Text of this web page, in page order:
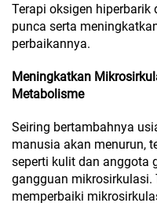
Terapi oksigen
punca serta
perbaikannya.
Meningkatkan
Metabolisme
Seiring bertambahnya
manusia akan menurun,
seperti kulit dan anggota
gangguan mikrosirkulasi.
memperbaiki